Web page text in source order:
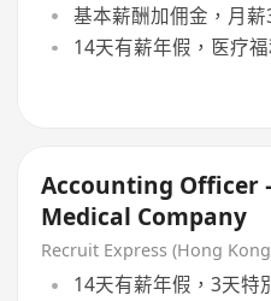
基本薪酬加佣金，月薪
14天有薪年假，医疗
Accounting Officer
Medical Company
Recruit Express (Hong
14天有薪年假，3天特